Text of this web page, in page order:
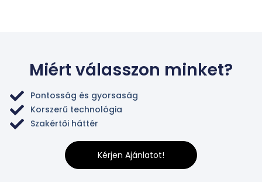
Miért válasszon minket?
Pontosság és gyorsaság
Korszerű technológia
Szakértői háttér
Kérjen Ajánlatot!